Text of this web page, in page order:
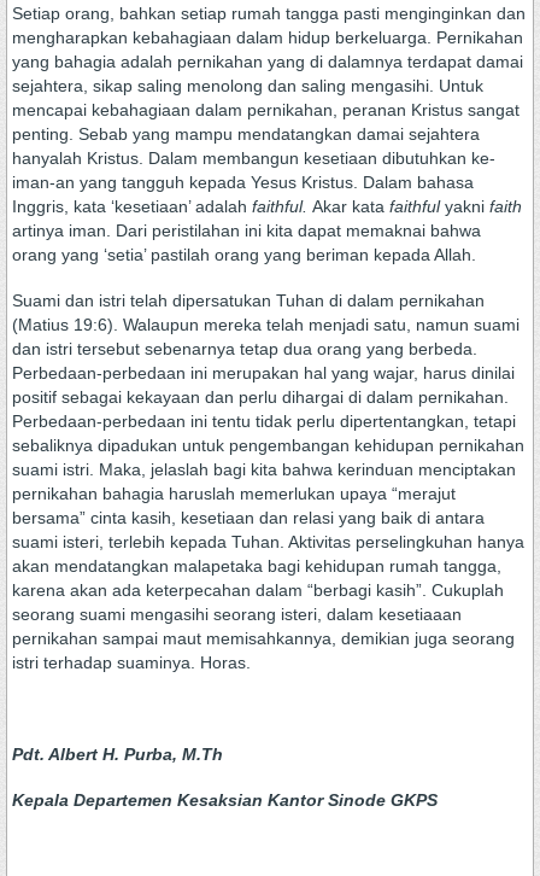
Setiap orang, bahkan setiap rumah tangga pasti menginginkan dan
mengharapkan kebahagiaan dalam hidup berkeluarga. Pernikahan
yang bahagia adalah pernikahan yang di dalamnya terdapat damai
sejahtera, sikap saling menolong dan saling mengasihi. Untuk
mencapai kebahagiaan dalam pernikahan, peranan Kristus sangat
penting. Sebab yang mampu mendatangkan damai sejahtera
hanyalah Kristus. Dalam membangun kesetiaan dibutuhkan ke-
iman-an yang tangguh kepada Yesus Kristus. Dalam bahasa
Inggris, kata ‘kesetiaan’ adalah faithful. Akar kata faithfulyakni faith
artinya iman. Dari peristilahan ini kita dapat memaknai bahwa
orang yang ‘setia’ pastilah orang yang beriman kepada Allah.
Suami dan istri telah dipersatukan Tuhan di dalam pernikahan
(Matius 19:6). Walaupun mereka telah menjadi satu, namun suami
dan istri tersebut sebenarnya tetap dua orang yang berbeda.
Perbedaan-perbedaan ini merupakan hal yang wajar, harus dinilai
positif sebagai kekayaan dan perlu dihargai di dalam pernikahan.
Perbedaan-perbedaan ini tentu tidak perlu dipertentangkan, tetapi
sebaliknya dipadukan untuk pengembangan kehidupan pernikahan
suami istri. Maka, jelaslah bagi kita bahwa kerinduan menciptakan
pernikahan bahagia haruslah memerlukan upaya “merajut
bersama” cinta kasih, kesetiaan dan relasi yang baik di antara
suami isteri, terlebih kepada Tuhan. Aktivitas perselingkuhan hanya
akan mendatangkan malapetaka bagi kehidupan rumah tangga,
karena akan ada keterpecahan dalam “berbagi kasih”. Cukuplah
seorang suami mengasihi seorang isteri, dalam kesetiaaan
pernikahan sampai maut memisahkannya, demikian juga seorang
istri terhadap suaminya. Horas.
Pdt. Albert H. Purba, M.Th
Kepala Departemen Kesaksian Kantor Sinode GKPS